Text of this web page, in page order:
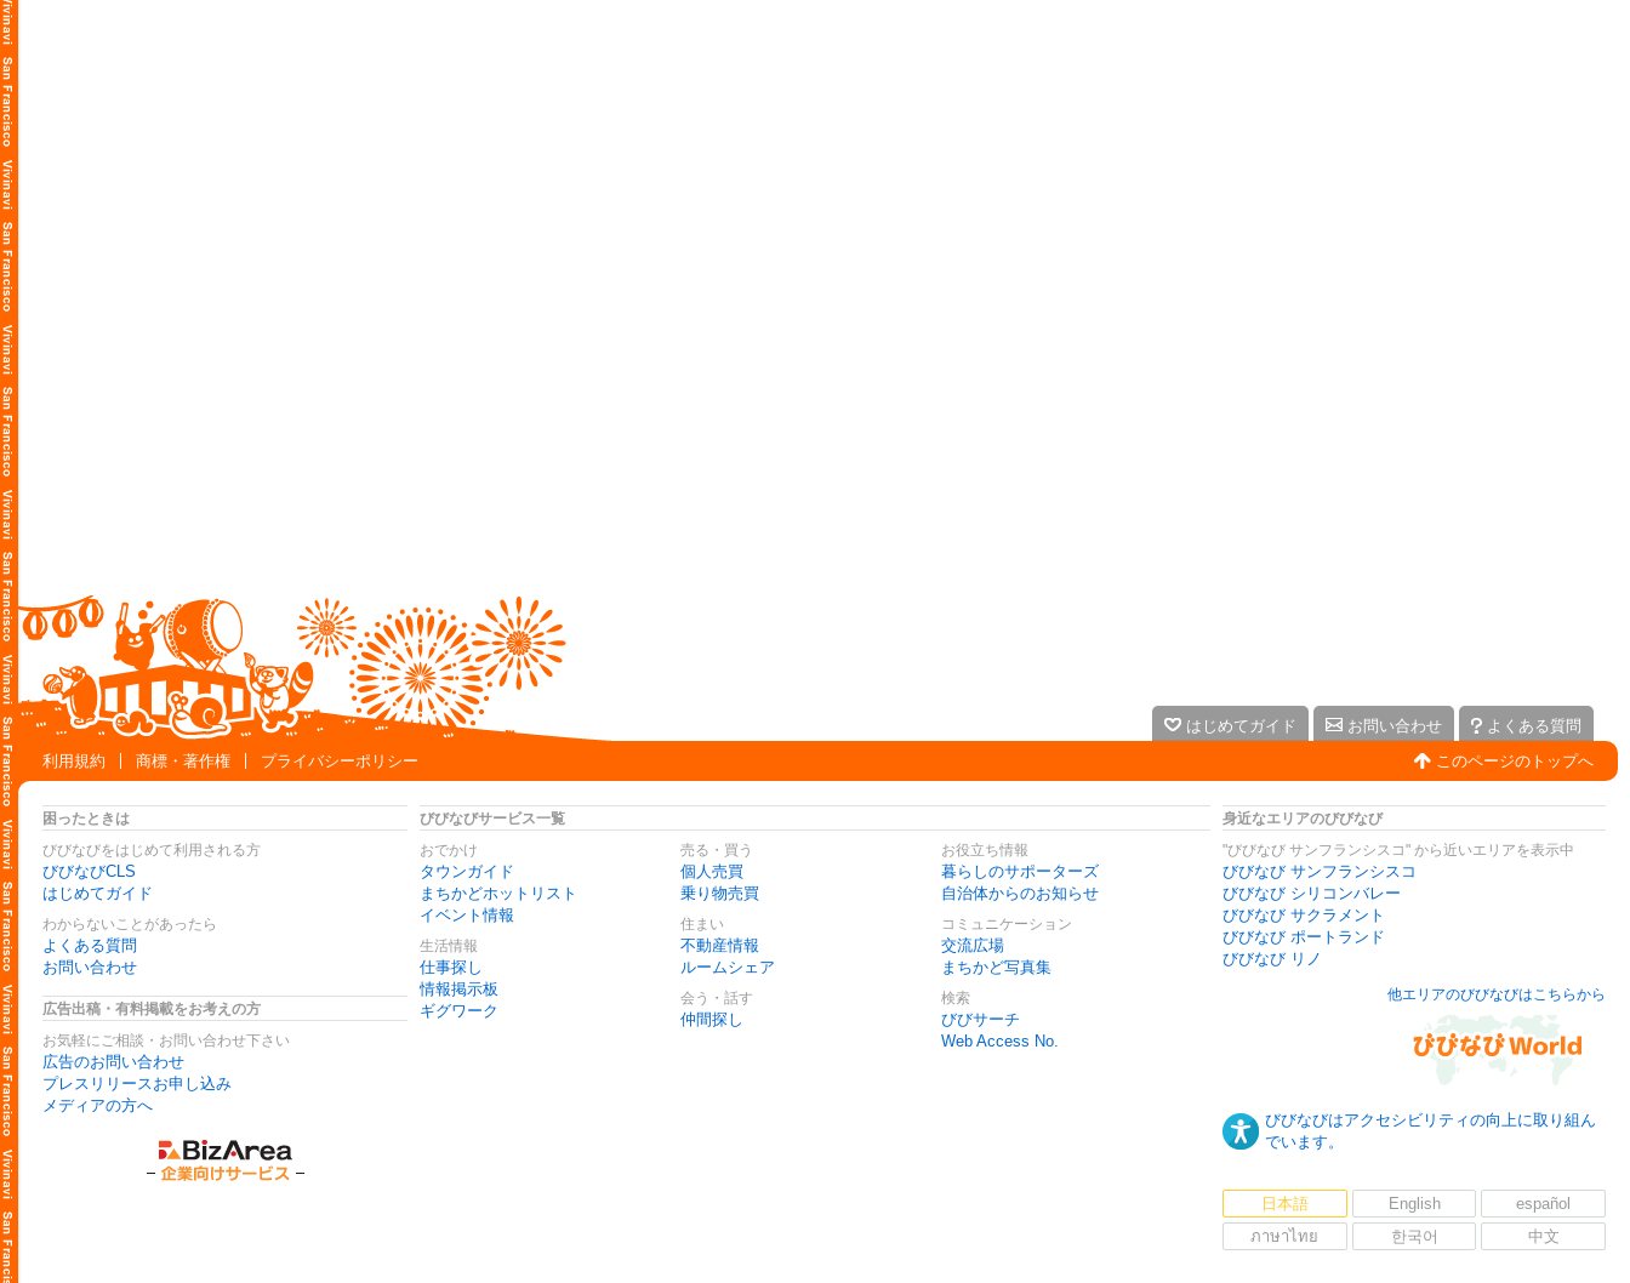
はじめてガイド お問い合わせ
よくある質問
利用規約
商標・著作権 プライバシーポリシー このページのトップへ
困ったときは
びびなびをはじめて利用される方
びびなびCLS
はじめてガイド
わからないことがあったら
よくある質問
お問い合わせ
広告出稿・有料掲載をお考えの方
お気軽にご相談・お問い合わせ下さい
広告のお問い合わせ
プレスリリースお申し込み
メディアの方へ
びびなびサービス一覧
おでかけ
タウンガイド
まちかどホットリスト
イベント情報
生活情報
仕事探し
情報掲示板
ギグワーク
売る・買う
個人売買
乗り物売買
住まい
不動産情報
ルームシェア
会う・話す
仲間探し
お役立ち情報
暮らしのサポーターズ
自治体からのお知らせ
コミュニケーション
交流広場
まちかど写真集
検索
びびサーチ
Web Access No.
身近なエリアのびびなび
"びびなび サンフランシスコ" から近いエリアを表示中
びびなび サンフランシスコ
びびなび シリコンバレー
びびなび サクラメント
びびなび ポートランド
びびなび リノ
他エリアのびびなびはこちらから
びびなびはアクセシビリティの向上に取り組ん
でいます。
日本語 English
español
ภาษาไทย
한국어 中文